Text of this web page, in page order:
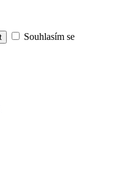
Souhlasím se